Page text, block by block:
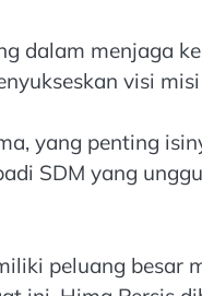
dalam menjaga
visi
yang penting
SDM yang
peluang besar